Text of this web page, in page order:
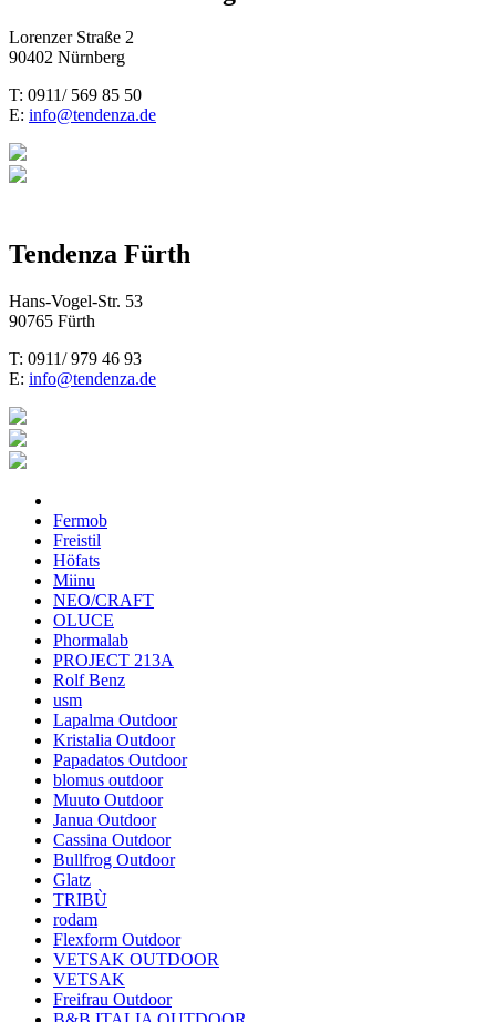
Lorenzer Straße 2
90402 Nürnberg
T: 0911/ 569 85 50
E: info@tendenza.de
Tendenza Fürth
Hans-Vogel-Str. 53
90765 Fürth
T: 0911/ 979 46 93
E: info@tendenza.de
Fermob
Freistil
Höfats
Miinu
NEO/CRAFT
OLUCE
Phormalab
PROJECT 213A
Rolf Benz
usm
Lapalma Outdoor
Kristalia Outdoor
Papadatos Outdoor
blomus outdoor
Muuto Outdoor
Janua Outdoor
Cassina Outdoor
Bullfrog Outdoor
Glatz
TRIBÙ
rodam
Flexform Outdoor
VETSAK OUTDOOR
VETSAK
Freifrau Outdoor